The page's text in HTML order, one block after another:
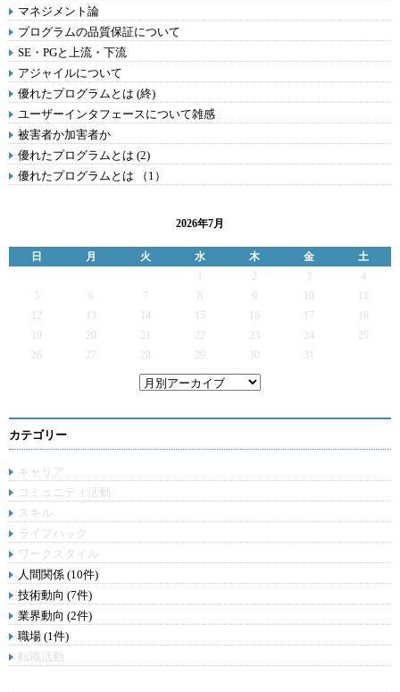
マネジメント論
プログラムの品質保証について
SE・PGと上流・下流
アジャイルについて
優れたプログラムとは (終)
ユーザーインタフェースについて雑感
被害者か加害者か
優れたプログラムとは (2)
優れたプログラムとは （1）
2026年7月
日 月 火 水 木 金
土
2 3
4
5
6 7 9
12
13 14 15 16 17
19
20 21 22 23 24
25
26
27 28 29 30 31
カテゴリー
キャリア
コミュニティ活動
スキル
ライフハック
ワークスタイル
人間関係 (10件)
技術動向 (7件)
業界動向 (2件)
職場 (1件)
転職活動